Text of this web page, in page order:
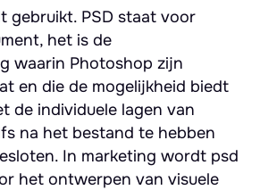
gebruikt. PSD staat voor
het is de
waarin Photoshop zijn
en die de mogelijkheid biedt
de individuele lagen van
na het bestand te hebben
In marketing wordt psd
het ontwerpen van visuele